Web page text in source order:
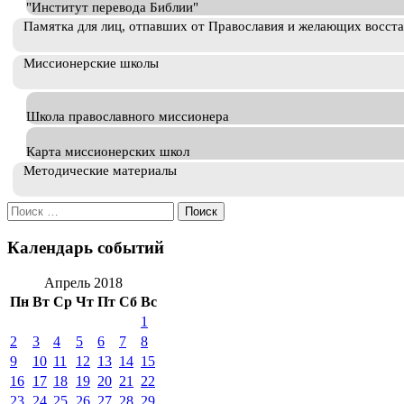
"Институт перевода Библии"
Памятка для лиц, отпавших от Православия и желающих
Миссионерские школы
Школа православного миссионера
Карта миссионерских школ
Методические материалы
Искать:
Календарь событий
Апрель 2018
Пн Вт Ср Чт Пт Сб Вс
1
2
3 4 5 6 7
8
9
10 11 12 13 14 15
16 17 18 19 20 21
22
23 24 25 26 27 28 29